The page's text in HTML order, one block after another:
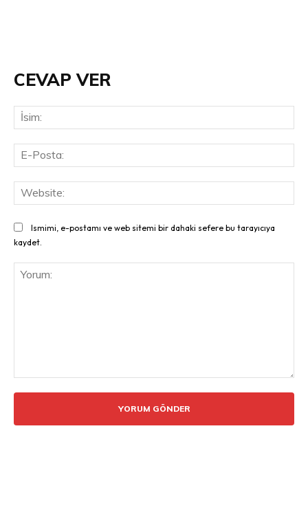
CEVAP VER
Ismimi, e-postamı ve web sitemi bir dahaki sefere bu tarayıcıya
kaydet.